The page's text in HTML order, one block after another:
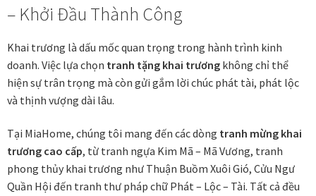
– Khởi Đầu Thành Công
Khai trương là dấu mốc quan trọng trong hành trình kinh
doanh. Việc lựa chọn tranh tặng khai trương không chỉ thể
hiện sự trân trọng mà còn gửi gắm lời chúc phát tài, phát lộc
và thịnh vượng dài lâu.
Tại MiaHome, chúng tôi mang đến các dòng tranh mừng khai
trương cao cấp, từ tranh ngựa Kim Mã – Mã Vương, tranh
phong thủy khai trương như Thuận Buồm Xuôi Gió, Cửu Ngư
Quần Hội đến tranh thư pháp chữ Phát – Lộc – Tài. Tất cả đều